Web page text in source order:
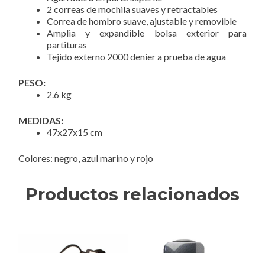
2 correas de mochila suaves y retractables
Correa de hombro suave, ajustable y removible
Amplia y expandible bolsa exterior para
partituras
Tejido externo 2000 denier a prueba de agua
PESO:
2.6 kg
MEDIDAS:
47x27x15 cm
Colores: negro, azul marino y rojo
Productos relacionados